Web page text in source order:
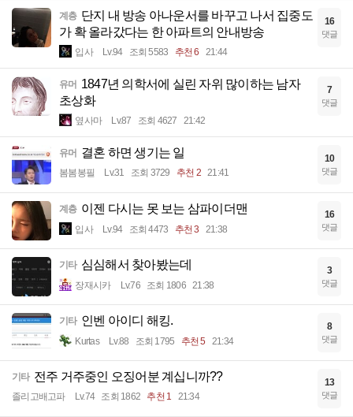
계층 단지 내 방송 아나운서를 바꾸고 나서 집중도
가 확 올라갔다는 한 아파트의 안내방송
입사 Lv.94 조회 5583 추천 6 21:44
16
댓글
유머 1847년 의학서에 실린 자위 많이하는 남자
초상화
옆사마 Lv.87 조회 4627 21:42
7
댓글
유머 결혼 하면 생기는 일
봄봄봉필 Lv.31 조회 3729 추천 2 21:41
10
댓글
계층 이젠 다시는 못 보는 삼파이더맨
입사 Lv.94 조회 4473 추천 3 21:38
16
댓글
기타 심심해서 찾아봤는데
장재시카 Lv.76 조회 1806 21:38
3
댓글
기타 인벤 아이디 해킹.
Kurtas Lv.88 조회 1795 추천 5 21:34
8
댓글
기타 전주 거주중인 오징어분 계십니까??
졸리고배고파 Lv.74 조회 1862 추천 1 21:34
13
댓글